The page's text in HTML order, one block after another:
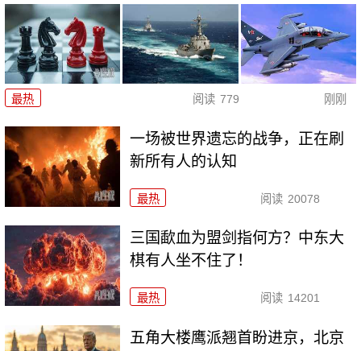
最热 阅读 779 刚刚
一场被世界遗忘的战争，正在刷
新所有人的认知
最热 阅读 20078
三国歃血为盟剑指何方？中东大
棋有人坐不住了！
最热 阅读 14201
五角大楼鹰派翘首盼进京，北京